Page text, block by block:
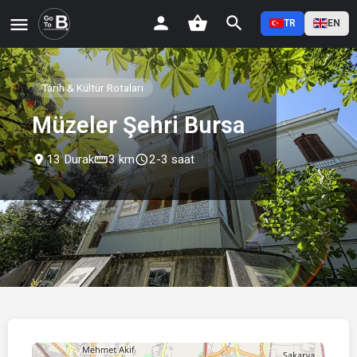
TR EN
Tarih & Kültür Rotaları
Müzeler Şehri Bursa
place13 Durakstraighten3 kmschedule2-3 saat